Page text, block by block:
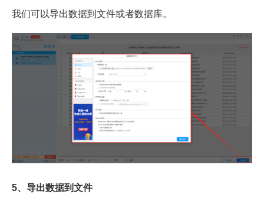
我们可以导出数据到文件或者数据库。
5、导出数据到文件